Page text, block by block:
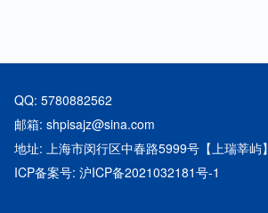
QQ: 5780882562
邮箱: shpisajz@sina.com
地址: 上海市闵行区中春路5999号【上瑞莘屿】
ICP备案号: 沪ICP备2021032181号-1